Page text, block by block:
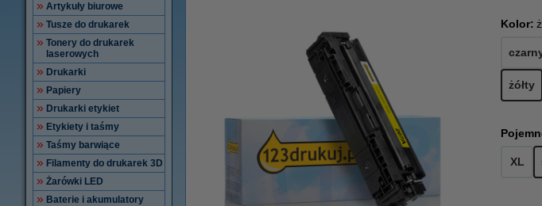
Artykuły biurowe
Tusze do drukarek
Tonery do drukarek
laserowych
Drukarki
Papiery
Drukarki etykiet
Etykiety i taśmy
Taśmy barwiące
Filamenty do drukarek 3D
Żarówki LED
Baterie i akumulatory
Kolor:
żółty
XL